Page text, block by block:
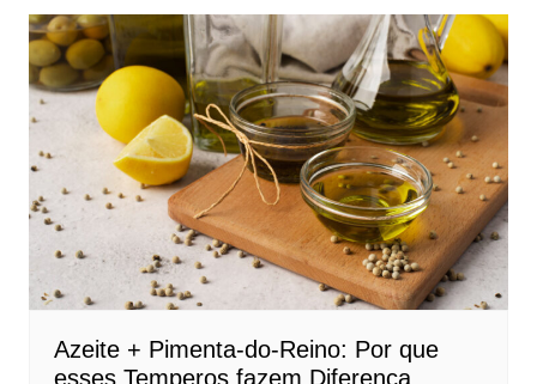
Azeite + Pimenta-do-Reino: Por que
esses Temperos fazem Diferença